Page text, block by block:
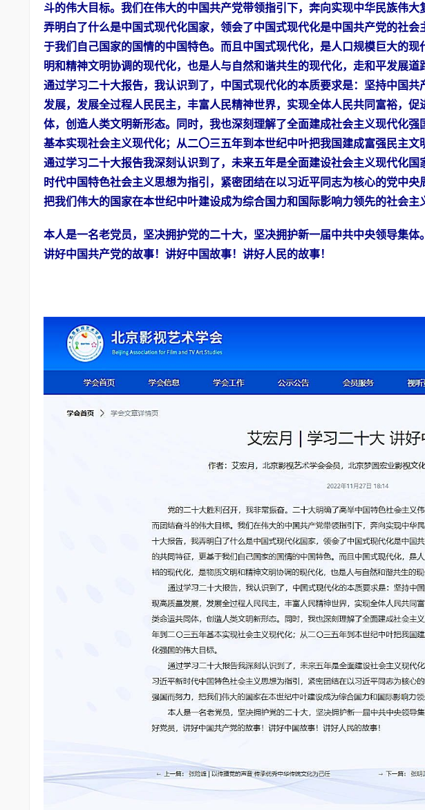
斗的伟大目标。我们在伟大的中国共产党带领指引下，奔向实现中华民族伟
弄明白了什么是中国式现代化国家，领会了中国式现代化是中国共产党的社
于我们自己国家的国情的中国特色。而且中国式现代化，是人口规模巨大的
明和精神文明协调的现代化，也是人与自然和谐共生的现代化，走和平发展道
通过学习二十大报告，我认识到了，中国式现代化的本质要求是：坚持中国
发展，发展全过程人民民主，丰富人民精神世界，实现全体人民共同富裕，
体，创造人类文明新形态。同时，我也深刻理解了全面建成社会主义现代化
基本实现社会主义现代化；从二〇三五年到本世纪中叶把我国建成富强民主文
通过学习二十大报告我深刻认识到了，未来五年是全面建设社会主义现代化
时代中国特色社会主义思想为指引，紧密团结在以习近平同志为核心的党中央
把我们伟大的国家在本世纪中叶建设成为综合国力和国际影响力领先的社会主
本人是一名老党员，坚决拥护党的二十大，坚决拥护新一届中共中央领导集体
讲好中国共产党的故事！讲好中国故事！讲好人民的故事！